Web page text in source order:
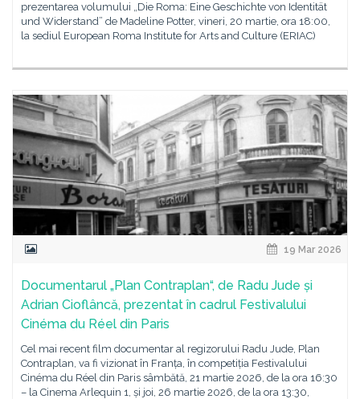
prezentarea volumului „Die Roma: Eine Geschichte von Identität
und Widerstand” de Madeline Potter, vineri, 20 martie, ora 18:00,
la sediul European Roma Institute for Arts and Culture (ERIAC)
19 Mar 2026
Documentarul „Plan Contraplan“, de Radu Jude și
Adrian Cioflâncă, prezentat în cadrul Festivalului
Cinéma du Réel din Paris
Cel mai recent film documentar al regizorului Radu Jude, Plan
Contraplan, va fi vizionat în Franța, în competiția Festivalului
Cinéma du Réel din Paris sâmbătă, 21 martie 2026, de la ora 16:30
– la Cinema Arlequin 1, și joi, 26 martie 2026, de la ora 13:30,